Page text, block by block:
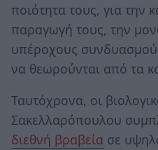
ποιότητα τους, για την
παραγωγή τους, την
υπέροχους
να θεωρούνται από τα
Ταυτόχρονα, οι
Σακελλαρόπουλου
διεθνή βραβεία σε